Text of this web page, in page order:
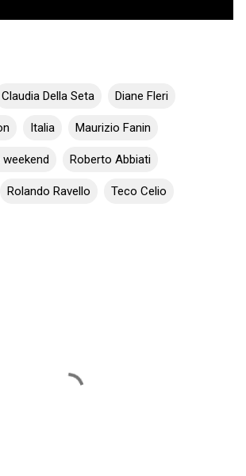
Claudia Della Seta Diane Fleri
Italia Maurizio Fanin
Roberto Abbiati
Rolando Ravello Teco Celio